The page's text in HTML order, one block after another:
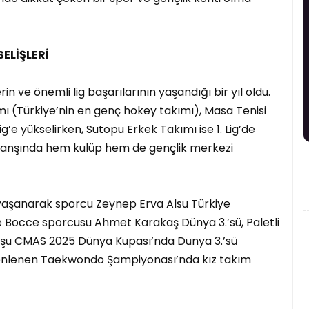
ve önemli lig başarılarının yaşandığı bir yıl oldu.
(Türkiye’nin en genç hokey takımı), Masa Tenisi
yükselirken, Sutopu Erkek Takımı ise 1. Lig’de
hem kulüp hem de gençlik merkezi
sporcu Zeynep Erva Alsu Türkiye
sporcusu Ahmet Karakaş Dünya 3.’sü, Paletli
2025 Dünya Kupası’nda Dünya 3.’sü
Taekwondo Şampiyonası’nda kız takım